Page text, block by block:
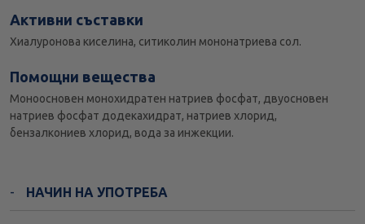
Активни съставки
Хиалуронова киселина, ситиколин мононатриева сол.
Помощни вещества
Моноосновен монохидратен натриев фосфат, двуосновен
натриев фосфат додекахидрат, натриев хлорид,
бензалкониев хлорид, вода за инжекции.
НАЧИН НА УПОТРЕБА